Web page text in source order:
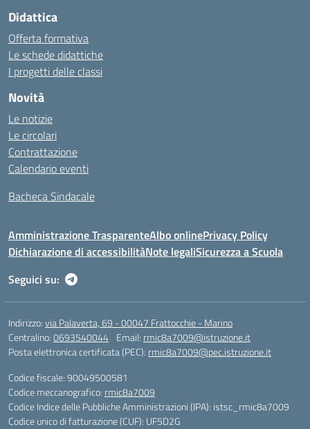
Didattica
Offerta formativa
Le schede didattiche
I progetti delle classi
Novità
Le notizie
Le circolari
Contrattazione
Calendario eventi
Bacheca Sindacale
Amministrazione TrasparenteAlbo onlinePrivacy Policy
Dichiarazione di accessibilitàNote legaliSicurezza a Scuola
Seguici su:
Indirizzo:via Palaverta, 69 - 00047 Frattocchie - Marino
Centralino:0693540044 Email: rmic8a7009@istruzione.it
Posta elettronica certificata (PEC): rmic8a7009@pec.istruzione.it
Codice fiscale: 90049500581
Codice meccanografico: rmic8a7009
Codice Indice delle Pubbliche Amministrazioni (IPA): istsc_rmic8a7009
Codice unico di fatturazione (CUF): UF5D2G